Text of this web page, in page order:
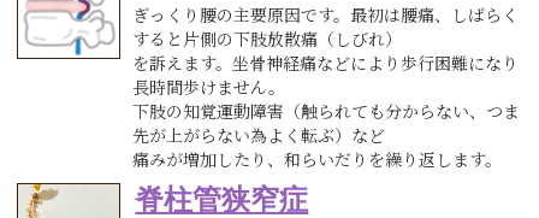
ぎっくり腰の主要原因です。最初は腰痛、しばらく
すると片側の下肢放散痛（しびれ）
を訴えます。坐骨神経痛などにより歩行困難になり
長時間歩けません。
下肢の知覚運動障害（触られても分からない、つま
先が上がらない為よく転ぶ）など
痛みが増加したり、和らいだりを繰り返します。
脊柱管狭窄症